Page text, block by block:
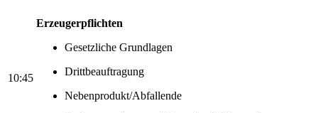
10:45
Erzeugerpflichten
Gesetzliche Grundlagen
Drittbeauftragung
Nebenprodukt/Abfallende